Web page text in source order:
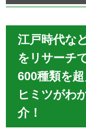
江戸時代な
をリサーチ
600種類を
ヒミツがわ
介！